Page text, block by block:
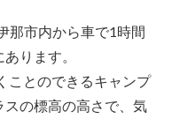
那市内から車で1時間
ります。
ことのできるキャンプ
の標高の高さで、気